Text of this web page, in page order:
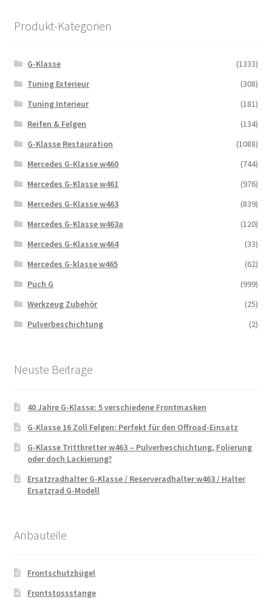
Produkt-Kategorien
G-Klasse
(1333)
Tuning Exterieur
(308)
Tuning Interieur
(181)
Reifen & Felgen
(134)
G-Klasse Restauration
(1088)
Mercedes G-Klasse w460
(744)
Mercedes G-Klasse w461
(976)
Mercedes G-Klasse w463
(839)
Mercedes G-Klasse w463a
(120)
Mercedes G-Klasse w464
(33)
Mercedes G-klasse w465
(62)
Puch G
(999)
Werkzeug Zubehör
(25)
Pulverbeschichtung
(2)
Neuste Beitrage
40 Jahre G-Klasse: 5 verschiedene Frontmasken
G-Klasse 16 Zoll Felgen: Perfekt für den Offroad-Einsatz
G-Klasse Trittbretter w463 – Pulverbeschichtung, Folierung
oder doch Lackierung?
Ersatzradhalter G-Klasse / Reserveradhalter w463 / Halter
Ersatzrad G-Modell
Anbauteile
Frontschutzbügel
Frontstossstange